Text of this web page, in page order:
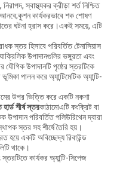
স্বাস্থ্যকর ক্রীড়া শর্ত নিশ্চিত
আনবে;কুশন কার্যকরভাবে শক শোষণ
ঘটনা হ্রাস করে।একই সময়ে, এটি
স্তর হিসাবে পরিবর্তিত টেনাসিয়াস
উপাদানগুলির ভঙ্গুরতা এবং
উপাদানটি পৃষ্ঠের স্তরটিকে
পালন করে অ্যান্টিমেটিক অ্যান্টি-
উপর ভিত্তি করে একটি নকশা
শীর্ষ স্তরকাঠামোএটি কংক্রিট বা
পরিবর্তিত পলিউরিথেন দ্বারা
স্তর সহ শীর্ষে তৈরি হয়।
হয়ে একটি অবিচ্ছেদ্য রিবাউন্ড
থাকে।
কার্যকর অ্যান্টি-সিপেজ